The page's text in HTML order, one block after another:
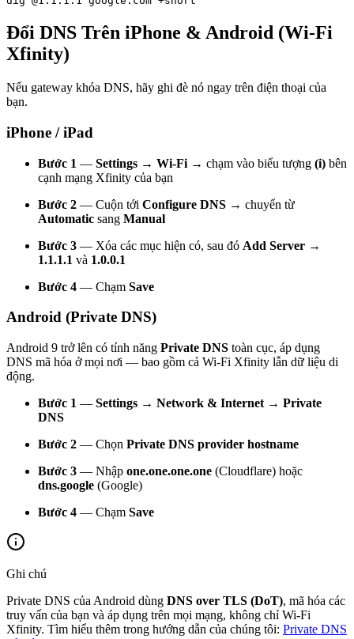
Đổi DNS Trên iPhone & Android (Wi-Fi
Xfinity)
Nếu gateway khóa DNS, hãy ghi đè nó ngay trên điện thoại của
bạn.
iPhone / iPad
Bước 1 — Settings → Wi-Fi → chạm vào biểu tượng (i) bên
cạnh mạng Xfinity của bạn
Bước 2 — Cuộn tới Configure DNS → chuyển từ
Automatic sang Manual
Bước 3 — Xóa các mục hiện có, sau đó Add Server →
1.1.1.1 và 1.0.0.1
Bước 4 — Chạm Save
Android (Private DNS)
Android 9 trở lên có tính năng Private DNS toàn cục, áp dụng
DNS mã hóa ở mọi nơi — bao gồm cả Wi-Fi Xfinity lẫn dữ liệu di
động.
Bước 1 — Settings → Network & Internet → Private
DNS
Bước 2 — Chọn Private DNS provider hostname
Bước 3 — Nhập one.one.one.one (Cloudflare) hoặc
dns.google (Google)
Bước 4 — Chạm Save
Ghi chú
Private DNS của Android dùng DNS over TLS (DoT), mã hóa các
truy vấn của bạn và áp dụng trên mọi mạng, không chỉ Wi-Fi
Xfinity. Tìm hiểu thêm trong hướng dẫn của chúng tôi: Private DNS